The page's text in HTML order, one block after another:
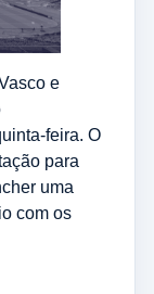
e
feira. O
para
uma
com os